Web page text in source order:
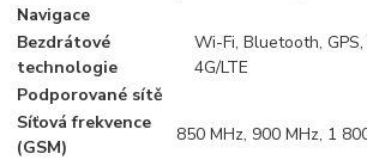
Navigace
Bezdrátové
technologie
Wi-Fi, Bluetooth,
4G/LTE
Podporované sítě
Síťová frekvence
(GSM)
850 MHz, 900 MHz, 1